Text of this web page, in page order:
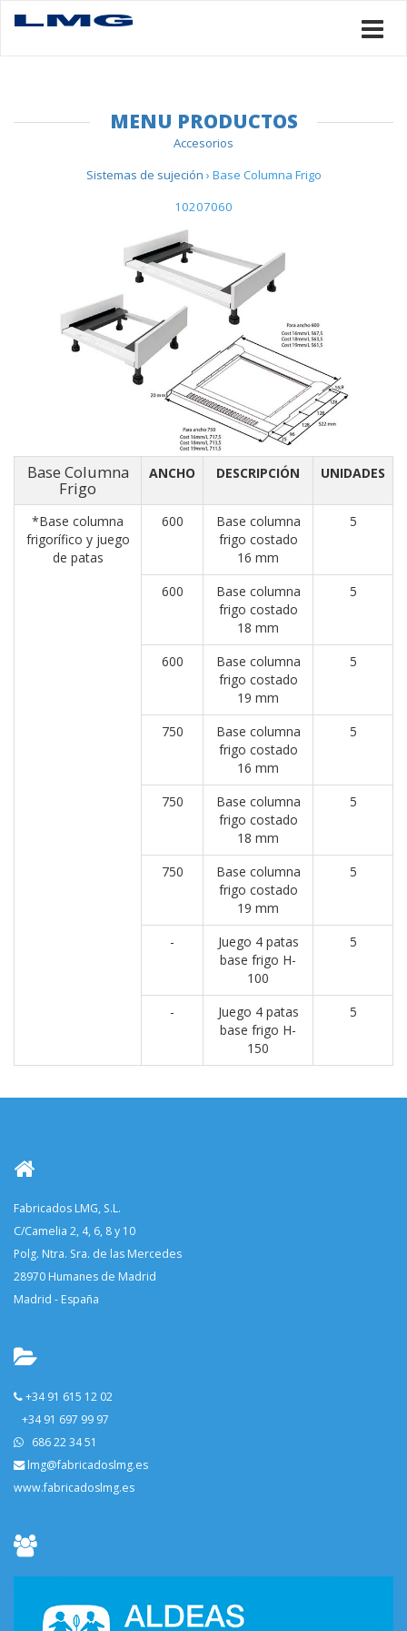
MENU PRODUCTOS
Accesorios
Sistemas de sujeción › Base Columna Frigo
10207060
Base Columna
Frigo
ANCHO DESCRIPCIÓN UNIDADES
*Base columna
frigorífico y juego
de patas
600
Base columna
frigo costado
16 mm
5
600
Base columna
frigo costado
18 mm
5
600
Base columna
frigo costado
19 mm
5
750
Base columna
frigo costado
16 mm
5
750
Base columna
frigo costado
18 mm
5
750
Base columna
frigo costado
19 mm
5
-
Juego 4 patas
base frigo H-
100
5
-
Juego 4 patas
base frigo H-
150
5
Fabricados LMG, S.L.
C/Camelia 2, 4, 6, 8 y 10
Polg. Ntra. Sra. de las Mercedes
28970 Humanes de Madrid
Madrid - España
+34 91 615 12 02
+34 91 697 99 97
686 22 34 51
lmg@fabricadoslmg.es
www.fabricadoslmg.es